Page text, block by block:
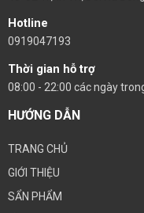
Hotline
0919047193
Thời gian hỗ trợ
08:00 - 22:00 các ngày
HƯỚNG DẪN
TRANG CHỦ
GIỚI THIỆU
SẨN PHẨM